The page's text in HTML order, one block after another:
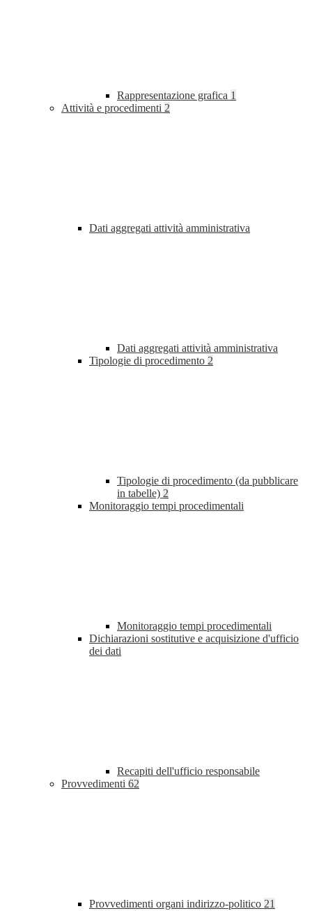
Rappresentazione grafica 1
Attività e procedimenti 2
Dati aggregati attività amministrativa
Dati aggregati attività amministrativa
Tipologie di procedimento 2
Tipologie di procedimento (da pubblicare
in tabelle) 2
Monitoraggio tempi procedimentali
Monitoraggio tempi procedimentali
Dichiarazioni sostitutive e acquisizione d'ufficio
dei dati
Recapiti dell'ufficio responsabile
Provvedimenti 62
Provvedimenti organi indirizzo-politico 21